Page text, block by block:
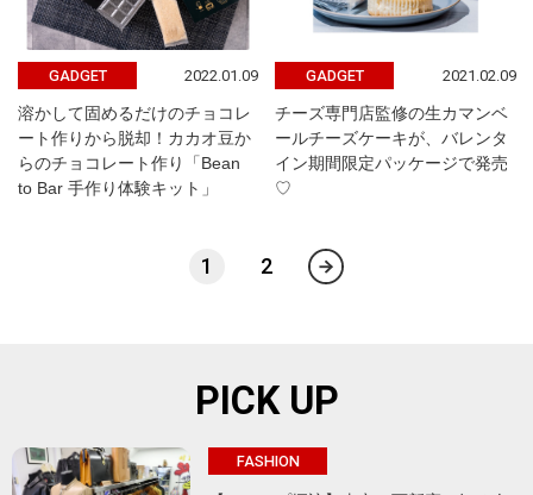
GADGET 2022.01.09
溶かして固めるだけのチョコレ
ート作りから脱却！カカオ豆か
らのチョコレート作り「Bean
to Bar 手作り体験キット」
GADGET 2021.02.09
チーズ専門店監修の生カマンベ
ールチーズケーキが、バレンタ
イン期間限定パッケージで発売
♡
1 2
PICK UP
FASHION